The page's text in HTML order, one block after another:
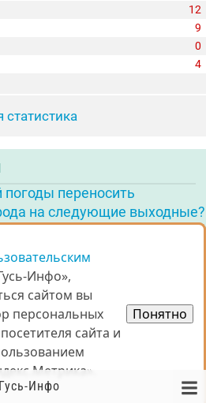
12
9
0
4
статистика
погоды переносить
на следующие выходные?
опросы
Гусь-Инфо
Инфо»,
сайтом вы
персональных
сайта и
Понятно
Инфо»,
сайтом вы
персональных
сайта и
Понятно